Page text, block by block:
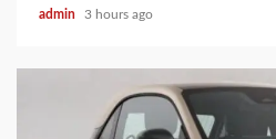
admin 3 hours ago